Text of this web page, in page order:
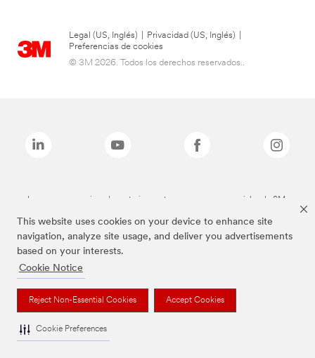
This website uses cookies on your device to enhance site
navigation, analyze site usage, and deliver you advertisements
based on your interests.
Cookie Notice
Reject Non-Essential Cookies Accept Cookies
Cookie Preferences
Legal (US, Inglés) Privacidad (US, Inglés)
Preferencias de cookies
© 3M 2026. Todos los derechos reservados..
Las marcas mencionadas anteriormente son marcas comerciales de 3M.